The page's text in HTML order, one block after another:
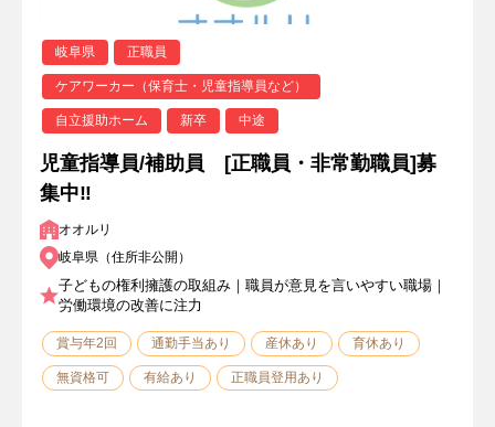
岐阜県 正職員
ケアワーカー（保育士・児童指導員など）
自立援助ホーム 新卒 中途
児童指導員/補助員 [正職員・非常勤職員]募
集中‼
オオルリ
岐阜県（住所非公開）
子どもの権利擁護の取組み｜職員が意見を言いやすい職場｜
労働環境の改善に注力
賞与年2回 通勤手当あり 産休あり 育休あり
無資格可 有給あり 正職員登用あり